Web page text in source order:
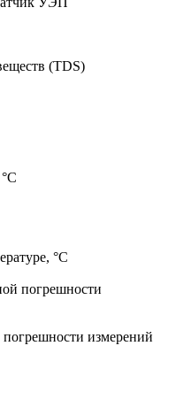
(TDS)
°C
погрешности
измерений